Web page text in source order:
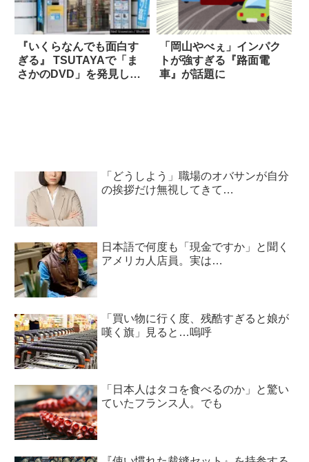
『いくらなんでも面白す
ぎる』 TSUTAYAで「ま
さかのDVD」を発見し
「岡山やべぇ」インパク
トが強すぎる『路面電
車』が話題に
「どうしよう」職場のオバサンが自分
の挨拶だけ無視してきて…
日本語で何度も「現金ですか」と聞く
アメリカ人店員。実は…
「買い物に行く度、残酷すぎると娘が
嘆く旗」見ると…嗚呼
「日本人はタコを食べるのか」と驚い
ていたフランス人。でも